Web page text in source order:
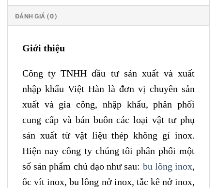
ĐÁNH GIÁ (0)
Giới thiệu
Công ty TNHH đầu tư sản xuất và xuất
nhập khẩu Việt Hàn là đơn vị chuyên sản
xuất và gia công, nhập khẩu, phân phối
cung cấp và bán buôn các loại vật tư phụ
sản xuất từ vật liệu thép không gỉ inox.
Hiện nay công ty chúng tôi phân phối một
số sản phẩm chủ đạo như sau: bu lông inox,
ốc vít inox, bu lông nở inox, tắc kê nở inox,